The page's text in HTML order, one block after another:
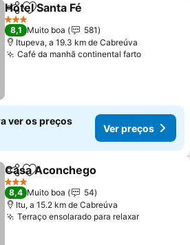
PartilharAdicionar aos favoritos
Hotel Santa Fé
3 Estrelas
8,1 Muito boa
581
Itupeva, a 19.3 km de Cabreúva
Café da manhã continental farto
ver os preços
Ver preços
PartilharAdicionar aos favoritos
Casa Aconchego
3 Estrelas
8,4 Muito boa
54
Itu, a 15.2 km de Cabreúva
Terraço ensolarado para relaxar